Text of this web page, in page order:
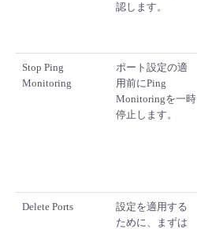
認します。
Stop Ping
Monitoring
ポート設定の適
用前にPing
Monitoringを一時
停止します。
Delete Ports
設定を適用する
ために、まずは